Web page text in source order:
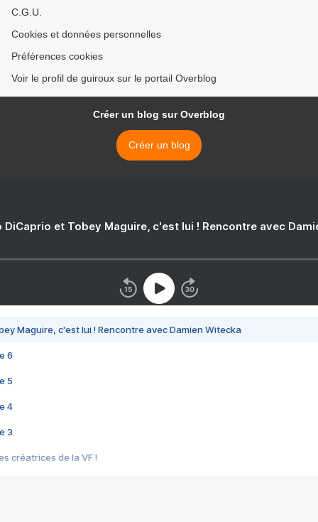
C.G.U.
Cookies et données personnelles
Préférences cookies
Voir le profil de guiroux sur le portail Overblog
Créer un blog sur Overblog
Créer un blog
DiCaprio et Tobey Maguire, c'est lui ! Rencontre avec
Maguire, c'est lui ! Rencontre avec Damien Witecka
6
5
4
3
créatrices de la VF !